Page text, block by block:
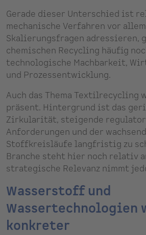
Gerade dieser Unterschied ist
mechanische Verfahren vor
Skalierungsfragen adressieren,
chemischen Recycling häufig
technologische Machbarkeit,
und Prozessentwicklung.
Auch das Thema Textilrecycling
präsent. Hintergrund ist das
Zirkularität, steigende
Anforderungen und der
Stoffkreisläufe langfristig zu
Branche steht hier noch relativ
strategische Relevanz nimmt
Wasserstoff und
Wassertechnologien
konkreter